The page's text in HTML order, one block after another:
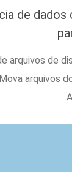
de
arquivos de
arquivos